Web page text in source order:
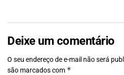
Deixe um comentário
O seu endereço de e-mail não será
são marcados com *